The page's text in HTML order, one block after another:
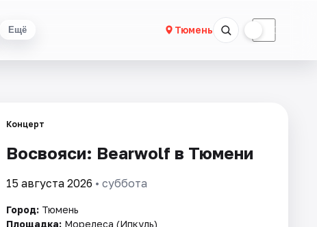
Ещё Тюмень ☾
Концерт
Восвояси: Bearwolf в Тюмени
15 августа 2026 • суббота
Город: Тюмень
Площадка: Морелеса (Ипкуль)